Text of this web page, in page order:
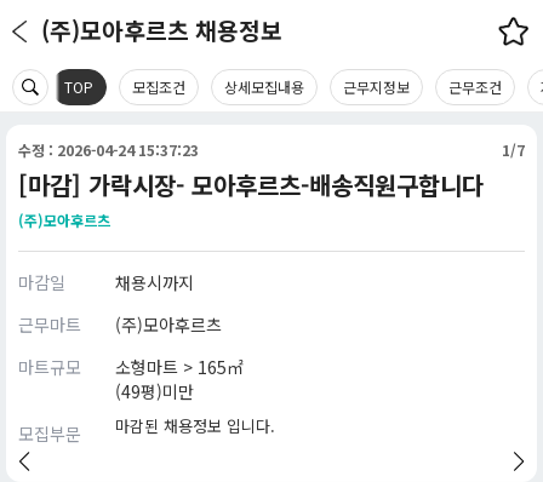
(주)모아후르츠 채용정보
TOP 모집조건 상세모집내용 근무지정보 근무조건
수정 : 2026-04-24 15:37:23 1/7
[마감] 가락시장- 모아후르츠-배송직원구합니다
(주)모아후르츠
마감일
채용시까지
근무마트
(주)모아후르츠
마트규모
소형마트 > 165㎡
(49평)미만
모집부문
마감된 채용정보 입니다.